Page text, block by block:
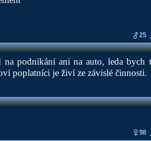
25
na podnikání ani na auto, leda bych
poplatníci je živí ze závislé činnosti.
98